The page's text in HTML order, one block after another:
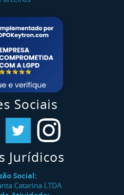
Sociais
Jurídicos
Social:
Catarina LTDA